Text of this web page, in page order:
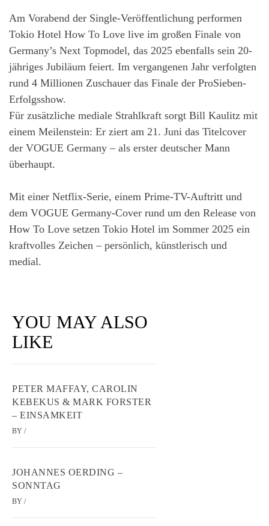
Am Vorabend der Single-Veröffentlichung performen
Tokio Hotel How To Love live im großen Finale von
Germany’s Next Topmodel, das 2025 ebenfalls sein 20-
jähriges Jubiläum feiert. Im vergangenen Jahr verfolgten
rund 4 Millionen Zuschauer das Finale der ProSieben-
Erfolgsshow.
Für zusätzliche mediale Strahlkraft sorgt Bill Kaulitz mit
einem Meilenstein: Er ziert am 21. Juni das Titelcover
der VOGUE Germany – als erster deutscher Mann
überhaupt.
Mit einer Netflix-Serie, einem Prime-TV-Auftritt und
dem VOGUE Germany-Cover rund um den Release von
How To Love setzen Tokio Hotel im Sommer 2025 ein
kraftvolles Zeichen – persönlich, künstlerisch und
medial.
YOU MAY ALSO
LIKE
PETER MAFFAY, CAROLIN
KEBEKUS & MARK FORSTER
– EINSAMKEIT
BY /
JOHANNES OERDING –
SONNTAG
BY /